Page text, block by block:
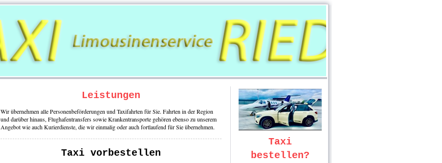
Leistungen
Wir übernehmen alle Personenbeförderungen und Taxifahrten für Sie. Fahrten in der Region
und darüber hinaus, Flughafentransfers sowie Krankentransporte gehören ebenso zu unserem
Angebot wie auch Kurierdienste, die wir einmalig oder auch fortlaufend für Sie übernehmen.
Taxi vorbestellen
Taxi
bestellen?